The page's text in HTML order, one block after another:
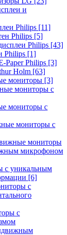
и
Philips [11]
Philips [5]
Philips [43]
Philips [1]
Paper Philips [3]
Holm [63]
мониторы [3]
мониторы с
мониторы с
мониторы с
мониторы
микрофоном
с уникальным
[6]
с
с